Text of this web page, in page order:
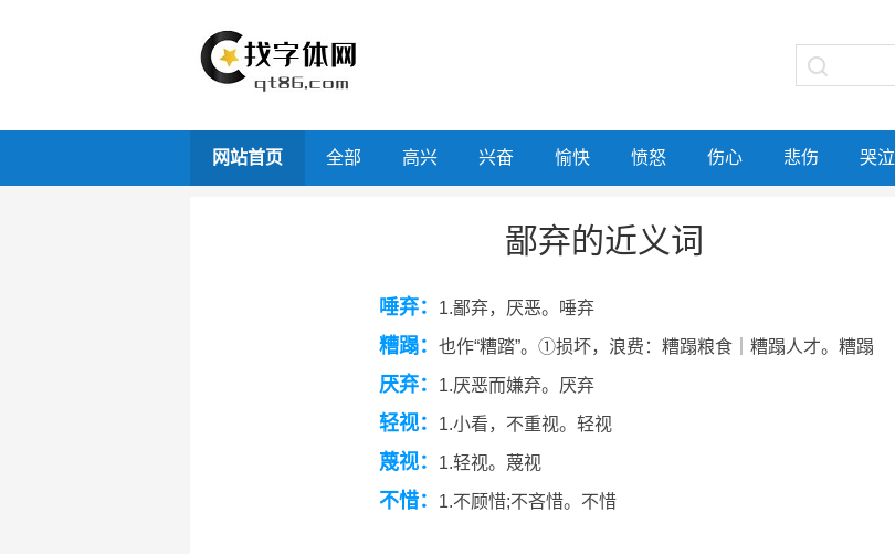
网站首页 全部 高兴 兴奋 愉快 愤怒 伤心 悲伤 哭泣
鄙弃的近义词
唾弃： 1.鄙弃，厌恶。唾弃
糟蹋： 也作“糟踏”。①损坏，浪费：糟蹋粮食｜糟蹋人才。糟蹋
厌弃： 1.厌恶而嫌弃。厌弃
轻视： 1.小看，不重视。轻视
蔑视： 1.轻视。蔑视
不惜： 1.不顾惜;不吝惜。不惜